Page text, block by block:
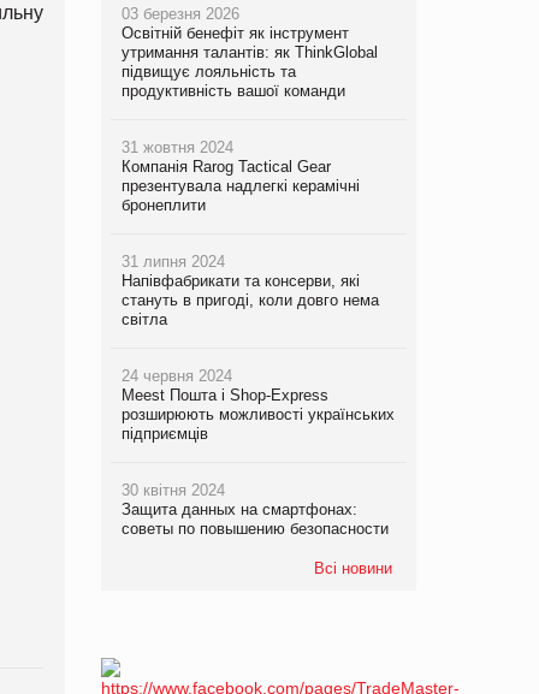
03 березня 2026
Освітній бенефіт як інструмент
утримання талантів: як ThinkGlobal
підвищує лояльність та
продуктивність вашої команди
31 жовтня 2024
Компанія Rarog Tactical Gear
презентувала надлегкі керамічні
бронеплити
31 липня 2024
Напівфабрикати та консерви, які
стануть в пригоді, коли довго нема
світла
24 червня 2024
Meest Пошта і Shop-Express
розширюють можливості українських
підприємців
30 квітня 2024
Защита данных на смартфонах:
советы по повышению безопасности
Всі новини